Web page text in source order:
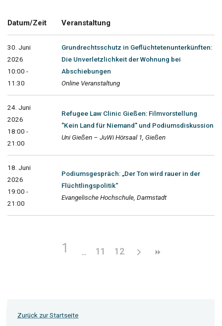
Datum/Zeit Veranstaltung
30. Juni
2026
10:00 -
11:30
Grundrechtsschutz in Geflüchtetenunterkünften:
Die Unverletzlichkeit der Wohnung bei
Abschiebungen
Online Veranstaltung
24. Juni
2026
18:00 -
21:00
Refugee Law Clinic Gießen: Filmvorstellung
"Kein Land für Niemand" und Podiumsdiskussion
Uni Gießen – JuWi Hörsaal 1, Gießen
18. Juni
2026
19:00 -
21:00
Podiumsgespräch: „Der Ton wird rauer in der
Flüchtlingspolitik“
Evangelische Hochschule, Darmstadt
1 11 12
Zurück zur Startseite